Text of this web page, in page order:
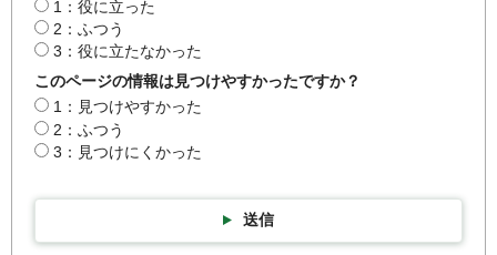
1：役に立った
2：ふつう
3：役に立たなかった
このページの情報は見つけやすかったですか？
1：見つけやすかった
2：ふつう
3：見つけにくかった
送信